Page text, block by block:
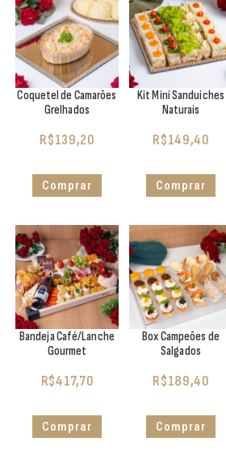
Coquetel de Camarões
Grelhados
R$139,20
Comprar
Kit Mini Sanduiches
Naturais
R$149,40
Comprar
Bandeja Café/Lanche
Gourmet
R$417,70
Comprar
Box Campeões de
Salgados
R$189,40
Comprar